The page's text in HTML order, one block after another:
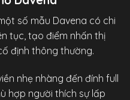
số mẫu Davena có chi
tục, tạo điểm nhấn thị
định thông thường.
nhẹ nhàng đến đính full
hợp người thích sự lấp